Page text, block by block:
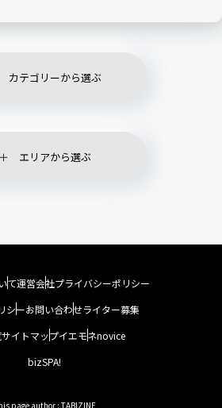
カテゴリーから選ぶ
エリアから選ぶ
て運営会社プライバシーポリシー
シーお問い合わせライター募集
サイトマップイエモネnovice
bizSPA!
page author : TABIZINE